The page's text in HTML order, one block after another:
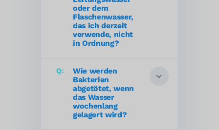
oder dem
Flaschenwasser,
das ich derzeit
verwende, nicht
in Ordnung?
Wie werden
Bakterien
abgetötet, wenn
das Wasser
wochenlang
gelagert wird?